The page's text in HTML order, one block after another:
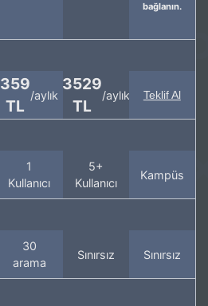
bağlanın.
359
TL
/aylık
3529
TL
/aylık Teklif Al
1
Kullanıcı
5+
Kullanıcı
Kampüs
30
arama
Sınırsız Sınırsız